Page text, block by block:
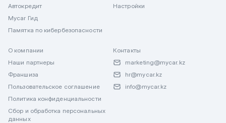
Автокредит
Mycar Гид
Памятка по кибербезопасности
Настройки
О компании
Наши партнеры
Франшиза
Пользовательское соглашение
Политика конфиденциальности
Сбор и обработка персональных
данных
Контакты
marketing@mycar.kz
hr@mycar.kz
info@mycar.kz